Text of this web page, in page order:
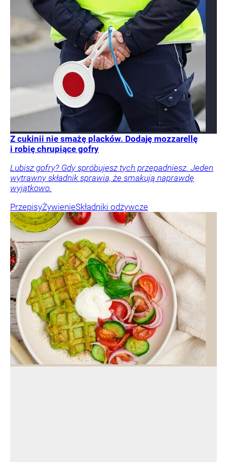
Z cukinii nie smażę placków. Dodaję mozzarellę
i robię chrupiące gofry
Lubisz gofry? Gdy spróbujesz tych przepadniesz. Jeden
wytrawny składnik sprawia, że smakują naprawdę
wyjątkowo.
PrzepisyŻywienieSkładniki odżywcze